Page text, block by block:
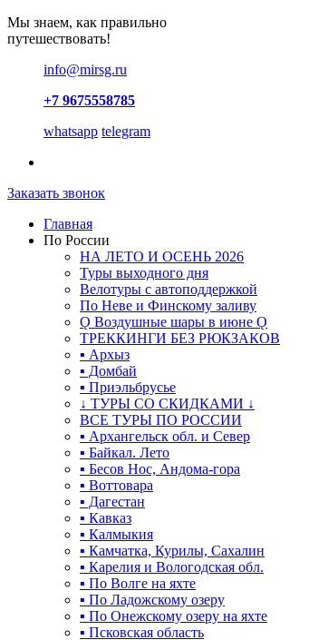
Мы знаем, как правильно
путешествовать!
info@mirsg.ru
+7 9675558785
whatsapp telegram
Заказать звонок
Главная
По России
НА ЛЕТО И ОСЕНЬ 2026
Туры выходного дня
Велотуры с автоподдержкой
По Неве и Финскому заливу
Ǫ Воздушные шары в июне Ǫ
ТРЕККИНГИ БЕЗ РЮКЗАКОВ
▪ Архыз
▪ Домбай
▪ Приэльбрусье
↓ ТУРЫ СО СКИДКАМИ ↓
ВСЕ ТУРЫ ПО РОССИИ
▪ Архангельск обл. и Север
▪ Байкал. Лето
▪ Бесов Нос, Андома-гора
▪ Воттовара
▪ Дагестан
▪ Кавказ
▪ Калмыкия
▪ Камчатка, Курилы, Сахалин
▪ Карелия и Вологодская обл.
▪ По Волге на яхте
▪ По Ладожскому озеру
▪ По Онежскому озеру на яхте
▪ Псковская область